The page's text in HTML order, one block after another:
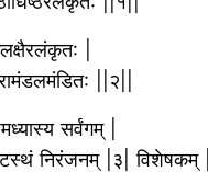
|
||२||
सर्वंगम् |
निरंजनम् |३| विशेषकम् |